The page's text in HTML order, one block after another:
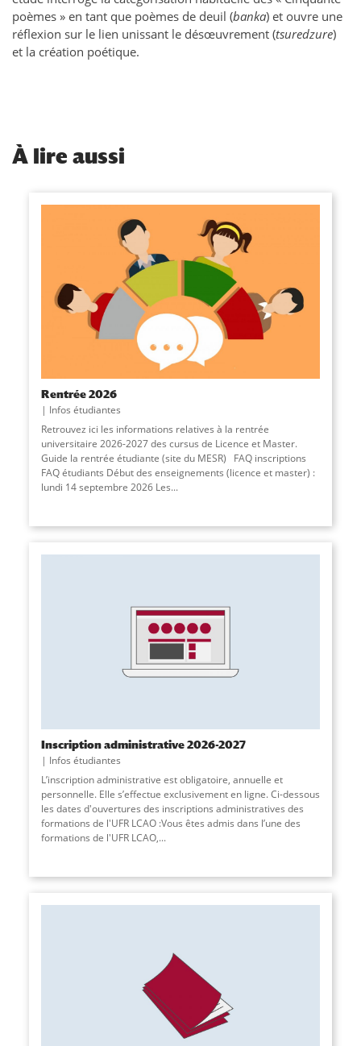
poèmes » en tant que poèmes de deuil (banka) et ouvre une
réflexion sur le lien unissant le désœuvrement (tsuredzure)
et la création poétique.
À lire aussi
Rentrée 2026
Infos étudiantes
Retrouvez ici les informations relatives à la rentrée
universitaire 2026-2027 des cursus de Licence et Master.
Guide la rentrée étudiante (site du MESR) FAQ inscriptions
FAQ étudiants Début des enseignements (licence et master) :
lundi 14 septembre 2026 Les...
Inscription administrative 2026-2027
Infos étudiantes
L’inscription administrative est obligatoire, annuelle et
personnelle. Elle s’effectue exclusivement en ligne. Ci-dessous
les dates d'ouvertures des inscriptions administratives des
formations de l'UFR LCAO :Vous êtes admis dans l’une des
formations de l'UFR LCAO,...